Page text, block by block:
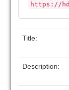
https://
Title:
Description: